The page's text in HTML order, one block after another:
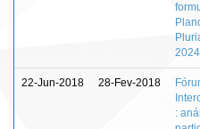
22-Jun-2018 28-Fev-2018
: